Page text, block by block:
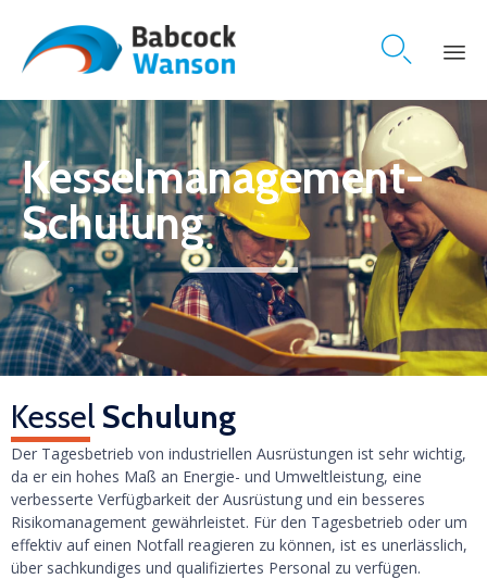

Skip
content
Kesselmanagement-
Schulung
Kessel Schulung
Der Tagesbetrieb von industriellen Ausrüstungen ist sehr wichtig,
da er ein hohes Maß an Energie- und Umweltleistung, eine
verbesserte Verfügbarkeit der Ausrüstung und ein besseres
Risikomanagement gewährleistet. Für den Tagesbetrieb oder um
effektiv auf einen Notfall reagieren zu können, ist es unerlässlich,
über sachkundiges und qualifiziertes Personal zu verfügen.